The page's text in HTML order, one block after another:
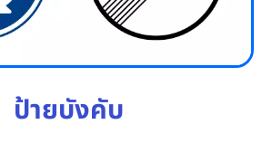
ป้ายบังคับ